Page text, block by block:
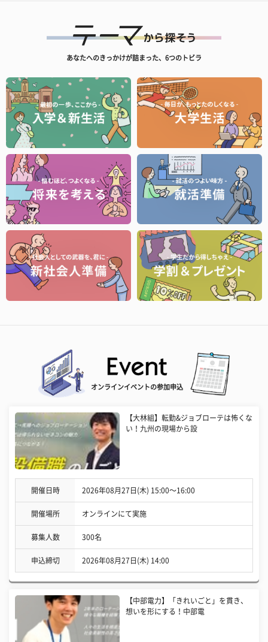
あなたへのきっかけが詰まった、6つのトビラ
オンラインイベントの参加申込
【大林組】転勤&ジョブローテは怖くな
い！九州の現場から設
開催日時 2026年08月27日(木) 15:00〜16:00
開催場所 オンラインにて実施
募集人数 300名
申込締切 2026年08月27日(木) 14:00
【中部電力】「きれいごと」を貫き、
想いを形にする！中部電